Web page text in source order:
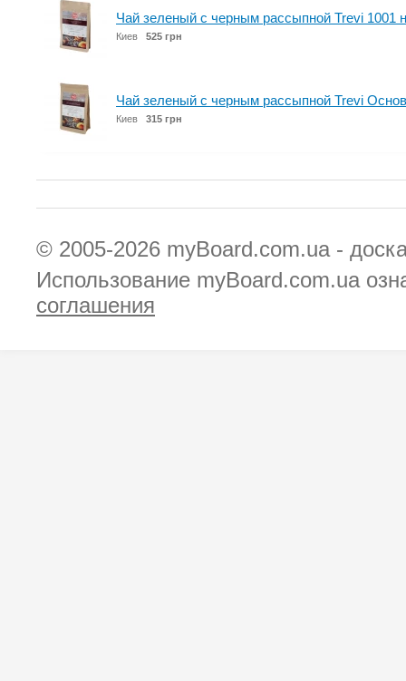
Чай зеленый с черным рассыпной Trevi 1001
Киев 525 грн
Чай зеленый с черным рассыпной Trevi
Киев 315 грн
© 2005-2026 myBoard.com.ua -
Использование myBoard.com.ua
соглашения